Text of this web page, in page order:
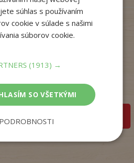
Kým Paríž spal
Na sklade
súhlas s používaním
cookie v súlade s našimi
súborov cookie.
(1913) →
SO VŠETKÝMI